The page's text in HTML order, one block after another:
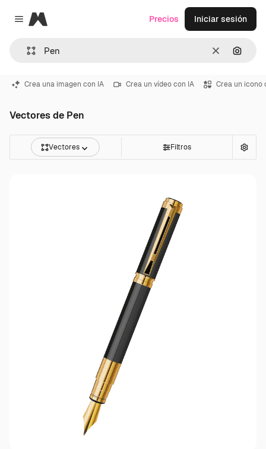
Close menu
Magnific
Borrar
Precios Iniciar sesión
Crea una imagen con IA Crea un vídeo con IA Crea un icono
Vectores de Pen
Vectores Filtros